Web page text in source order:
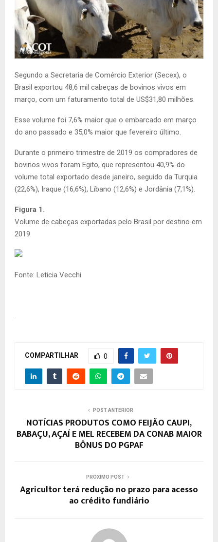
Segundo a Secretaria de Comércio Exterior (Secex), o
Brasil exportou 48,6 mil cabeças de bovinos vivos em
março, com um faturamento total de US$31,80 milhões.
Esse volume foi 7,6% maior que o embarcado em março
do ano passado e 35,0% maior que fevereiro último.
Durante o primeiro trimestre de 2019 os compradores de
bovinos vivos foram Egito, que representou 40,9% do
volume total exportado desde janeiro, seguido da Turquia
(22,6%), Iraque (16,6%), Líbano (12,6%) e Jordânia (7,1%).
Figura 1.
Volume de cabeças exportadas pelo Brasil por destino em
2019.
Fonte: Leticia Vecchi
.
COMPARTILHAR 0
POST ANTERIOR
NOTÍCIAS PRODUTOS COMO FEIJÃO CAUPI,
BABAÇU, AÇAÍ E MEL RECEBEM DA CONAB MAIOR
BÔNUS DO PGPAF
PRÓXIMO POST
Agricultor terá redução no prazo para acesso
ao crédito fundiário